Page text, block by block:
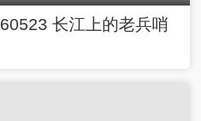
长江上的老兵哨